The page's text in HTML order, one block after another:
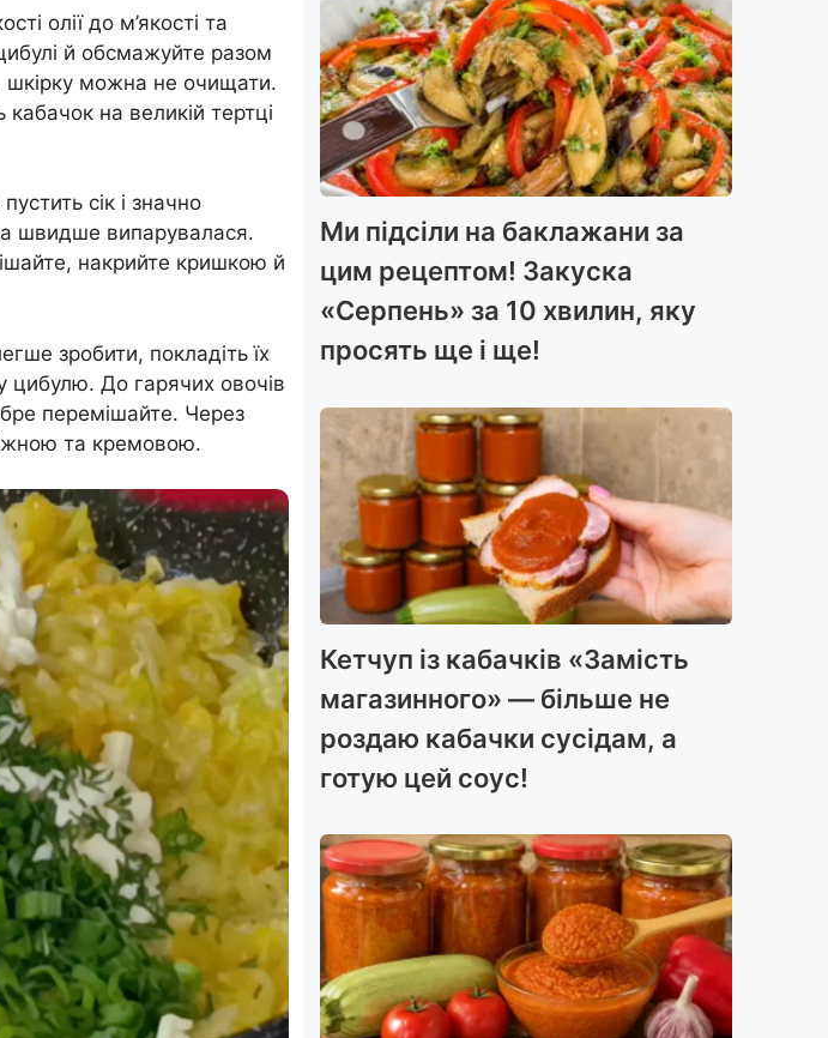
олії до м’якості та
й обсмажуйте разом
шкірку можна не очищати.
на великій тертці
сік і значно
швидше випарувалася.
накрийте кришкою й
зробити, покладіть їх
цибулю. До гарячих овочів
перемішайте. Через
та кремовою.
Ми підсіли на баклажани за
цим рецептом! Закуска
«Серпень» за 10 хвилин, яку
просять ще і ще!
Кетчуп із кабачків «Замість
магазинного» — більше не
роздаю кабачки сусідам, а
готую цей соус!